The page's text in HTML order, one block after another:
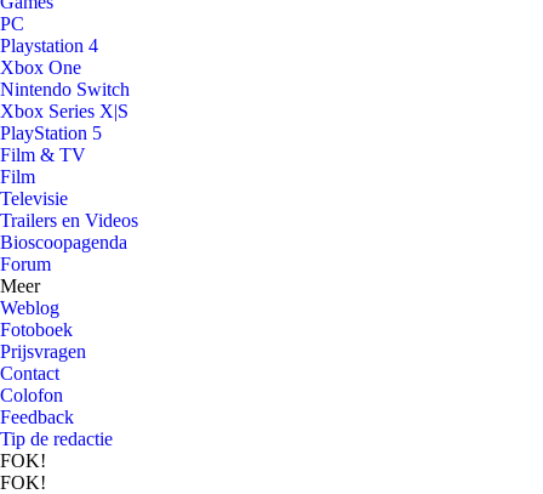
PC
Playstation 4
Xbox One
Nintendo Switch
Xbox Series X|S
PlayStation 5
Film & TV
Film
Televisie
Trailers en Videos
Bioscoopagenda
Forum
Meer
Weblog
Fotoboek
Prijsvragen
Contact
Colofon
Feedback
Tip de redactie
FOK!
FOK!